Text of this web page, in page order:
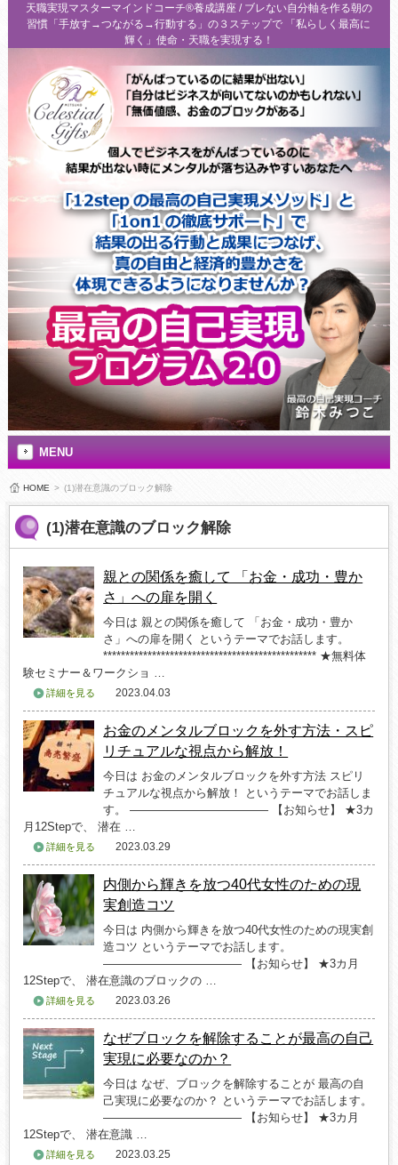
天職実現マスターマインドコーチ®養成講座 / ブレない自分軸を作る朝の
習慣「手放す→つながる→行動する」の３ステップで 「私らしく最高に
輝く」使命・天職を実現する！
MENU
HOME > (1)潜在意識のブロック解除
(1)潜在意識のブロック解除
親との関係を癒して 「お金・成功・豊か
さ」への扉を開く
今日は 親との関係を癒して 「お金・成功・豊か
さ」への扉を開く というテーマでお話します。
************************************************ ★無料体
験セミナー＆ワークショ …
詳細を見る 2023.04.03
お金のメンタルブロックを外す方法・スピ
リチュアルな視点から解放！
今日は お金のメンタルブロックを外す方法 スピリ
チュアルな視点から解放！ というテーマでお話しま
す。 ———————————— 【お知らせ】 ★3カ
月12Stepで、 潜在 …
詳細を見る 2023.03.29
内側から輝きを放つ40代女性のための現
実創造コツ
今日は 内側から輝きを放つ40代女性のための現実創
造コツ というテーマでお話します。
———————————— 【お知らせ】 ★3カ月
12Stepで、 潜在意識のブロックの …
詳細を見る 2023.03.26
なぜブロックを解除することが最高の自己
実現に必要なのか？
今日は なぜ、ブロックを解除することが 最高の自
己実現に必要なのか？ というテーマでお話します。
———————————— 【お知らせ】 ★3カ月
12Stepで、 潜在意識 …
詳細を見る 2023.03.25